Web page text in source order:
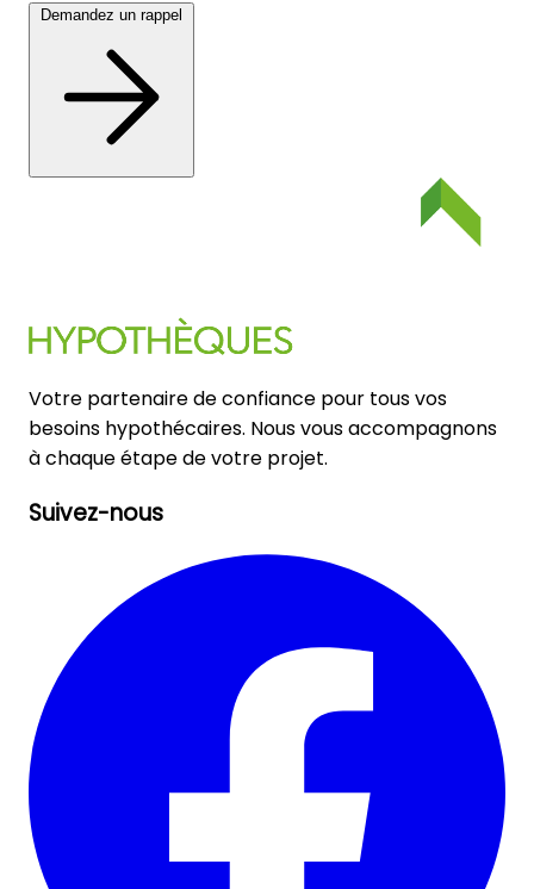
Demandez un rappel
Votre partenaire de confiance pour tous vos
besoins hypothécaires. Nous vous accompagnons
à chaque étape de votre projet.
Suivez-nous